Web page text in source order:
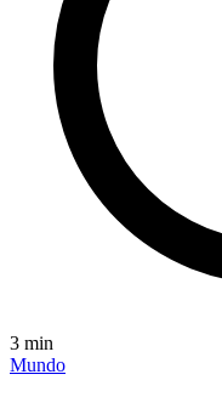
3 min
Mundo